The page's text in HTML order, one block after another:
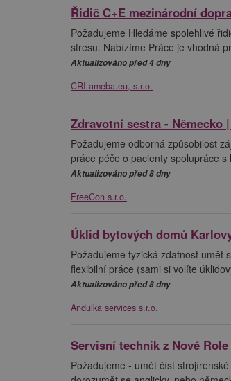
Řidič C+E mezinárodní
Požadujeme Hledáme spolehlivé
stresu. Nabízíme Práce je vhodná
Aktualizováno před 4 dny
CRI ameba.eu, s.r.o.
Zdravotní sestra - Německo
Požadujeme odborná způsobilost
práce péče o pacienty spolupráce
Aktualizováno před 8 dny
FreeCon s.r.o.
Úklid bytových domů
Požadujeme fyzická zdatnost umět
flexibilní práce (sami si volíte
Aktualizováno před 8 dny
Andulka services s.r.o.
Servisní technik z Nové Role
Požadujeme - umět číst